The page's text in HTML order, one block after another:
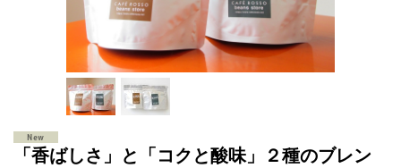
「香ばしさ」と「コクと酸味」２種のブレン